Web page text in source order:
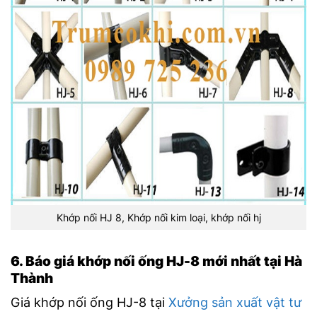
Khớp nối HJ 8, Khớp nối kim loại, khớp nối hj
6. Báo giá khớp nối ống HJ-8 mới nhất tại Hà
Thành
Giá khớp nối ống HJ-8 tại Xưởng sản xuất vật tư